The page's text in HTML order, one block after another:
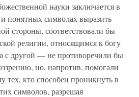
науки заключается в
понятных символах выразить
стороны, соответствовали бы
религии, относящимся к богу
с другой — не противоречили бы
но, напротив, помогали
тех, кто способен проникнуть в
символов, разрешая